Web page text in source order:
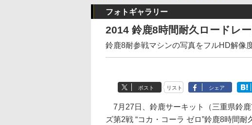
フォトギャラリー
2014 鈴鹿8時間耐久ロードレ
鈴鹿8耐参戦マシンの写真をフルHD解像
ポスト リスト シェア
7月27日、鈴鹿サーキット（三重県鈴
ズ第2戦 “コカ・コーラ ゼロ”鈴鹿8時間